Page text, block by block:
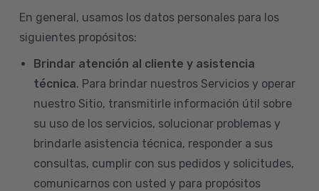
En general, usamos los datos personales para los
siguientes propósitos:
Brindar atención al cliente y asistencia
técnica. Para brindar nuestros Servicios y operar
nuestro Sitio, transmitirle información útil sobre
su uso de los servicios, solucionar problemas y
brindarle asistencia técnica, responder a sus
consultas, cumplir con sus pedidos y solicitudes,
comunicarnos con usted y para propósitos